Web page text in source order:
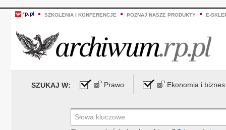
SZKOLENIA I KONFERENCJE POZNAJ NASZE PRODUKTY E-
SZUKAJ W: Prawo Ekonomia i biznes